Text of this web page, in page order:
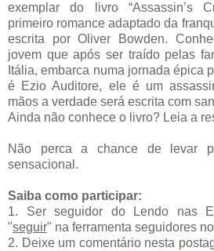
exemplar do livro “Assassin’s
primeiro romance adaptado da
escrita por Oliver Bowden.
jovem que após ser traído pelas
Itália, embarca numa jornada épica
é Ezio Auditore, ele é um
mãos a verdade será escrita com
Ainda não conhece o livro? Leia a
Não perca a chance de levar
sensacional.
Saiba como participar:
1. Ser seguidor do Lendo nas
"seguir" na ferramenta seguidores
2. Deixe um comentário nesta